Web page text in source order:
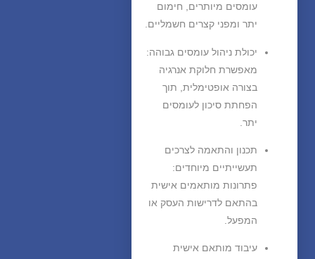
עומסים מיותרים, חימום
יתר ומפני קצרים חשמליים.
יכולת ניהול עומסים גבוהה:
מאפשרת חלוקת אנרגיה
בצורה אופטימלית, תוך
הפחתת סיכון לעומסים
יתר.
תכנון והתאמה לצרכים
תעשייתיים מיוחדים:
פתרונות מותאמים אישית
בהתאם לדרישות העסק או
המפעל.
עיבוד מותאם אישית